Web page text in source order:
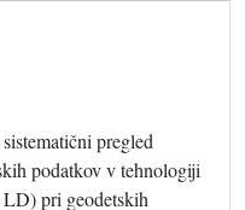
pregled
podatkov v tehnologiji
LD) pri geodetskih